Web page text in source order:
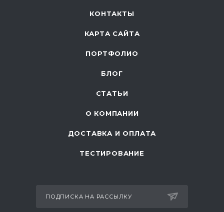
КОНТАКТЫ
КАРТА САЙТА
ПОРТФОЛИО
БЛОГ
СТАТЬИ
О КОМПАНИИ
ДОСТАВКА И ОПЛАТА
ТЕСТИРОВАНИЕ
ПОДПИСКА НА РАССЫЛКУ